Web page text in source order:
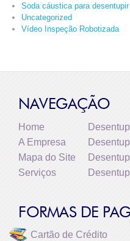
Soda cáustica para desentupir
Uncategorized
Vídeo Inspeção Robotizada
NAVEGAÇÃO
Home
A Empresa
Mapa do Site
Serviços
FORMAS DE
Cartão de Crédito